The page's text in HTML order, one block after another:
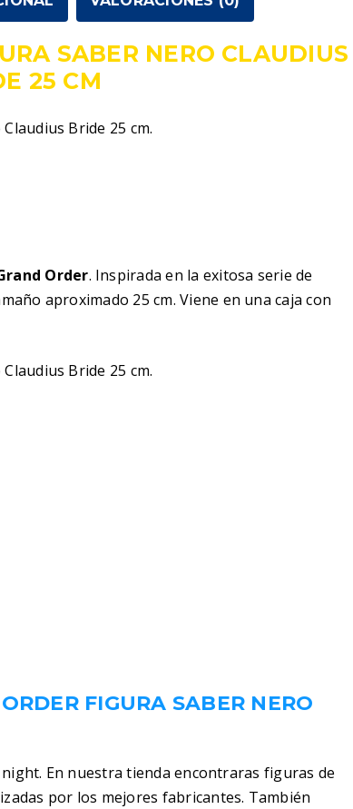
SABER NERO CLAUDIUS
25 CM
Bride 25 cm.
Order. Inspirada en la exitosa serie de
aproximado 25 cm. Viene en una caja con
Bride 25 cm.
FIGURA SABER NERO
En nuestra tienda encontraras figuras de
por los mejores fabricantes. También